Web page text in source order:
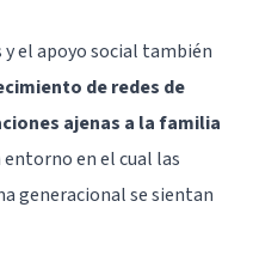
el apoyo social también
de redes de
ajenas a la familia
en el cual las
generacional se sientan